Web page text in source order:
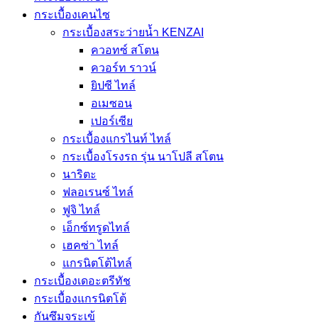
กระเบื้องเคนไซ
กระเบื้องสระว่ายน้ำ KENZAI
ควอทซ์ สโตน
ควอร์ท ราวน์
ยิปซี ไทล์
อเมซอน
เปอร์เซีย
กระเบื้องแกรไนท์ ไทล์
กระเบื้องโรงรถ รุ่น นาโปลี สโตน
นาริตะ
ฟลอเรนซ์ ไทล์
ฟูจิ ไทล์
เอ็กซ์ทรูดไทล์
เฮคซ่า ไทล์
แกรนิตโต้ไทล์
กระเบื้องเดอะตรีทัช
กระเบื้องแกรนิตโต้
กันซึมจระเข้